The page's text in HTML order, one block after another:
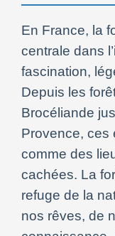
En France, la
centrale dans
fascination,
Depuis les
Brocéliande
Provence, ces
comme des
cachées. La
refuge de la
nos rêves, de